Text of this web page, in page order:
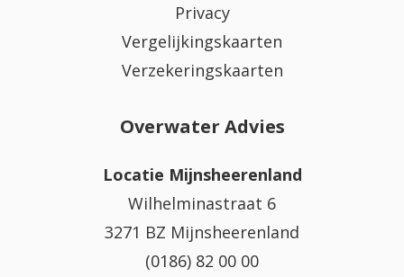
Privacy
Vergelijkingskaarten
Verzekeringskaarten
Overwater Advies
Locatie Mijnsheerenland
Wilhelminastraat 6
3271 BZ Mijnsheerenland
(0186) 82 00 00